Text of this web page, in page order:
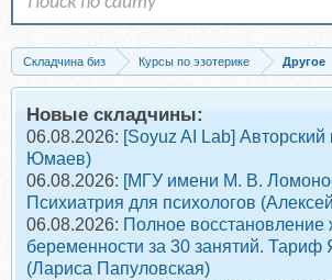
Складчина биз Курсы по эзотерике
Другое
Скачать Техники эмоционального мышления (Ольга
Новые складчины:
06.08.2026: [Soyuz AI Lab]
Юмаев)
06.08.2026: [МГУ имени М. В.
Психиатрия для психологов
06.08.2026: Полное
беременности за 30 занятий. Тариф
(Лариса Папуловская)